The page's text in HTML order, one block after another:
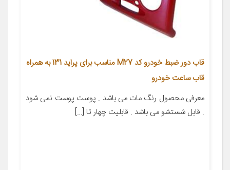
قاب دور ضبط خودرو کد M27 مناسب برای پراید 131 به همراه
قاب ساعت خودرو
معرفی محصول رنگ مات می باشد . پوست پوست نمی شود
. قابل شستشو می باشد . قابلیت چهار تا […]